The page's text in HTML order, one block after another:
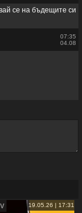
се на бъдещите си
07:35
04.08
19.05.26 | 17:31